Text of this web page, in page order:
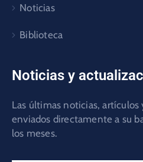
Noticias
Biblioteca
Noticias y
Las últimas noticias, artículos
enviados directamente a su
los meses.